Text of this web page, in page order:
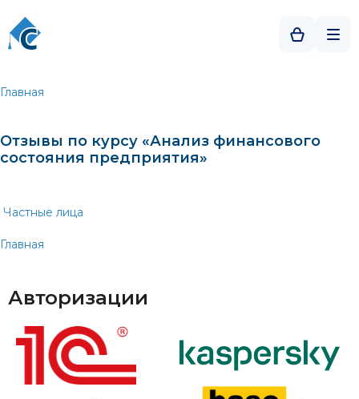
Главная
Отзывы по курсу «Анализ финансового
состояния предприятия»
Частные лица
Главная
Авторизации